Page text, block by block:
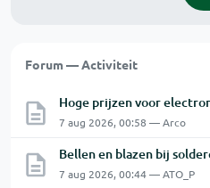
Forum — Activiteit
Hoge prijzen voor
7 aug 2026, 00:58 — Arco
Bellen en blazen bij
7 aug 2026, 00:44 — ATO_P